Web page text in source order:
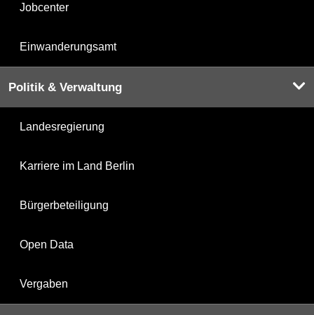
Jobcenter
Einwanderungsamt
Politik & Verwaltung
Landesregierung
Karriere im Land Berlin
Bürgerbeteiligung
Open Data
Vergaben